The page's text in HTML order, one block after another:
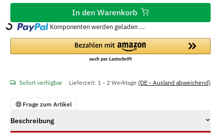
In den Warenkorb
Loading... Komponenten werden geladen ...
Sofort verfügbar Lieferzeit: 1 - 2 Werktage (DE - Ausland abweichend)
Frage zum Artikel
Beschreibung